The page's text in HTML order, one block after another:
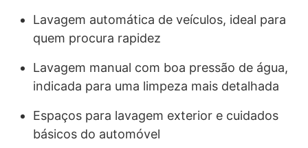
Lavagem automática de veículos, ideal para
quem procura rapidez
Lavagem manual com boa pressão de água,
indicada para uma limpeza mais detalhada
Espaços para lavagem exterior e cuidados
básicos do automóvel